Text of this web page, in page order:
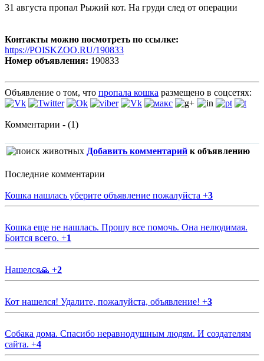
31 августа пропал Рыжий кот. На груди след от операции
Контакты можно посмотреть по ссылке:
https://POISKZOO.RU/190833
Номер объявления: 190833
Объявление о том, что пропала кошка размещено в соцсетях:
Комментарии - (1)
Добавить комментарий к объявлению
Последние комментарии
Кошка нашлась уберите объявление пожалуйста +3
Кошка еще не нашлась. Прошу все помочь. Она нелюдимая.
Боится всего. +1
Нашелся🙏 +2
Кот нашелся! Удалите, пожалуйста, объявление! +3
Собака дома. Спасибо неравнодушным людям. И создателям
сайта. +4